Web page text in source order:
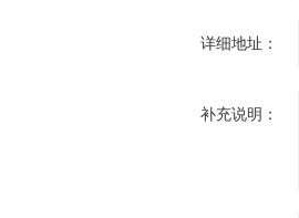
详细地址：
补充说明：